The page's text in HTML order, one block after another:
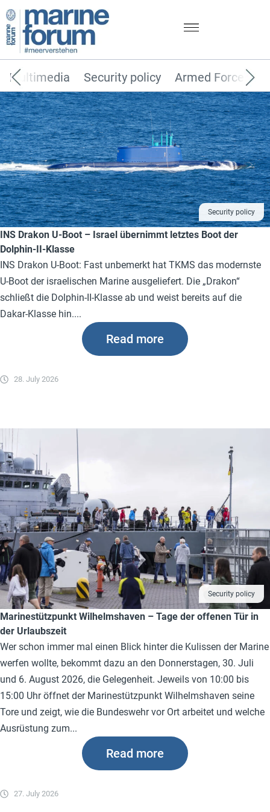
Security policy Armed Forces
Multimedia
Security policy
INS Drakon U-Boot – Israel übernimmt letztes Boot der
Dolphin-II-Klasse
INS Drakon U-Boot: Fast unbemerkt hat TKMS das modernste
U-Boot der israelischen Marine ausgeliefert. Die „Drakon“
schließt die Dolphin-II-Klasse ab und weist bereits auf die
Dakar-Klasse hin....
28. July 2026
Read more
Security policy
Marinestützpunkt Wilhelmshaven – Tage der offenen Tür in
der Urlaubszeit
Wer schon immer mal einen Blick hinter die Kulissen der Marine
werfen wollte, bekommt dazu an den Donnerstagen, 30. Juli
und 6. August 2026, die Gelegenheit. Jeweils von 10:00 bis
15:00 Uhr öffnet der Marinestützpunkt Wilhelmshaven seine
Tore und zeigt, wie die Bundeswehr vor Ort arbeitet und welche
Ausrüstung zum...
27. July 2026
Read more